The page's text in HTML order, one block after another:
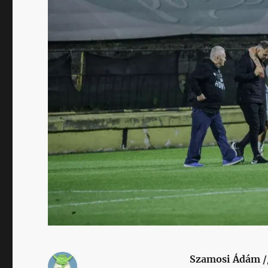
Szamosi Ádám